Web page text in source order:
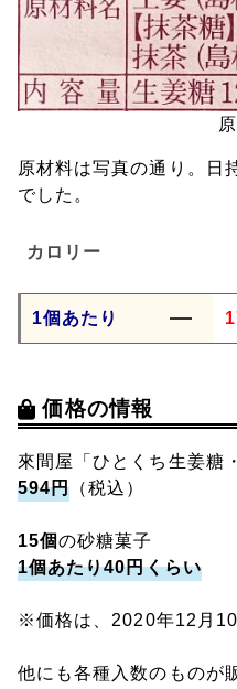
原材料は写真の通り。日
でした。
カロリー
1個あたり
価格の情報
來間屋「ひとくち生姜糖
594円 （税込）
15個の砂糖菓子
1個あたり40円くらい
※価格は、2020年12月10
他にも各種入数のものが